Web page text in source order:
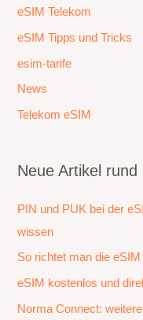
eSIM Telekom
eSIM Tipps und Tricks
esim-tarife
News
Telekom eSIM
Neue Artikel rund
PIN und PUK bei der
wissen
So richtet man die
eSIM kostenlos und
Norma Connect: